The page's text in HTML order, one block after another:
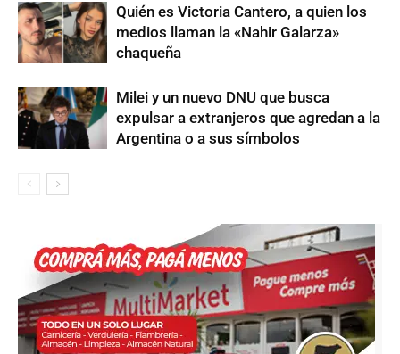
Quién es Victoria Cantero, a quien los
medios llaman la «Nahir Galarza»
chaqueña
Milei y un nuevo DNU que busca
expulsar a extranjeros que agredan a la
Argentina o a sus símbolos